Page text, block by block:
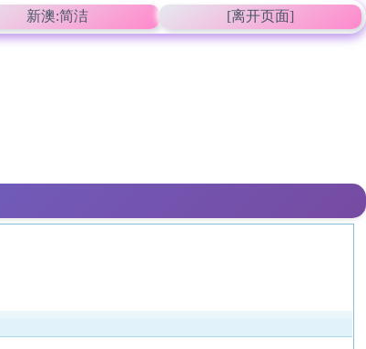
新澳:简洁 [离开页面]